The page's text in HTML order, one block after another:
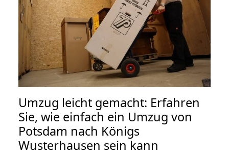
Umzug leicht gemacht: Erfahren
Sie, wie einfach ein Umzug von
Potsdam nach Königs
Wusterhausen sein kann